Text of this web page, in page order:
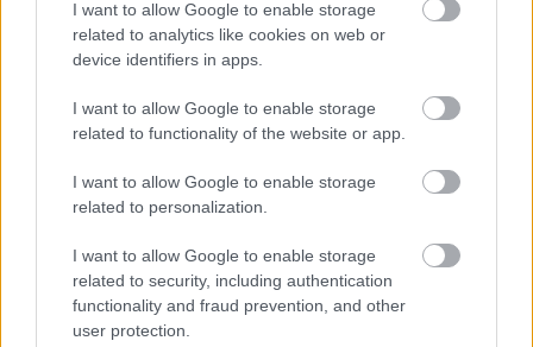
I want to allow Google to enable storage
related to analytics like cookies on web or
device identifiers in apps.
I want to allow Google to enable storage
related to functionality of the website or app.
I want to allow Google to enable storage
related to personalization.
I want to allow Google to enable storage
related to security, including authentication
functionality and fraud prevention, and other
user protection.
Raúl Albiol no podrá jugar la jornada 17 por sanción y Aissa
Mandi tendrá una oportunidad como titular acompañando a
jugador que Quique Setién conoce a la perfección de su
etapa en el Betis y al que le dio un gran rendimiento. Este
que promedió 3,29 puntos.